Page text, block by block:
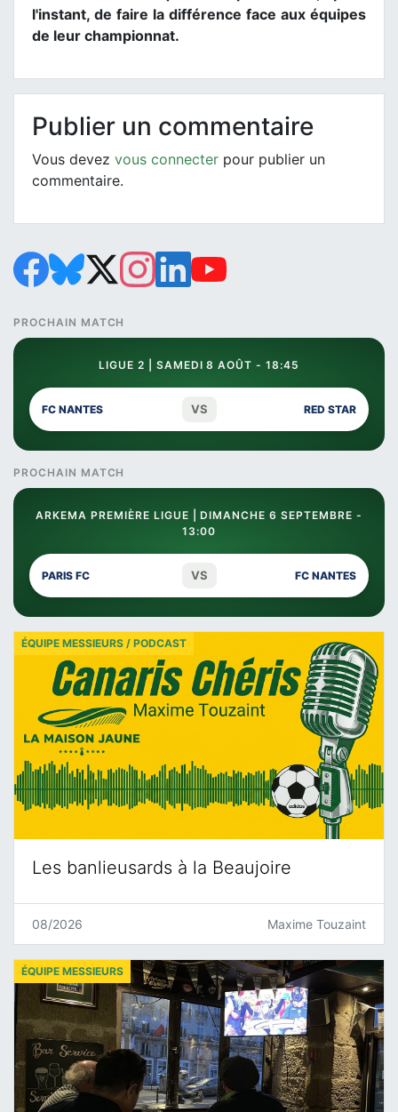
l'instant, de faire la différence face aux équipes
de leur championnat.
Publier un commentaire
Vous devez vous connecter pour publier un
commentaire.
PROCHAIN MATCH
LIGUE 2 | SAMEDI 8 AOÛT - 18:45
FC NANTES VS RED STAR
PROCHAIN MATCH
ARKEMA PREMIÈRE LIGUE | DIMANCHE 6 SEPTEMBRE -
13:00
PARIS FC VS FC NANTES
Les banlieusards à la Beaujoire
ÉQUIPE MESSIEURS / PODCAST
08/2026 Maxime Touzaint
ÉQUIPE MESSIEURS